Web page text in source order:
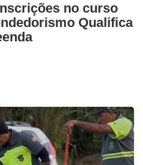
no curso
Qualifica